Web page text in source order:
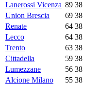
Lanerossi Vicenza 89 38
Union Brescia
69 38
Renate
64 38
Lecco
64 38
Trento
63 38
Cittadella
59 38
Lumezzane
56 38
Alcione Milano
55 38